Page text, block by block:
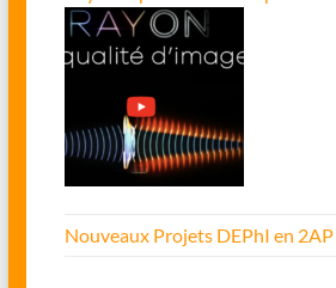
Nouveaux Projets DEPhI en 2AP